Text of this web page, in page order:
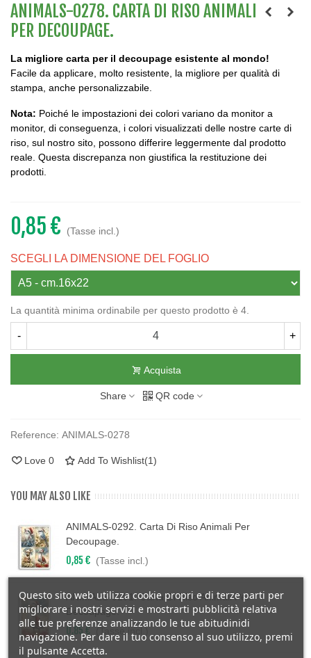
ANIMALS-0278. CARTA DI RISO ANIMALI
PER DECOUPAGE.
La migliore carta per il decoupage esistente al mondo!
Facile da applicare, molto resistente, la migliore per qualità di
stampa, anche personalizzabile.
Nota: Poiché le impostazioni dei colori variano da monitor a
monitor, di conseguenza, i colori visualizzati delle nostre carte di
riso, sul nostro sito, possono differire leggermente dal prodotto
reale. Questa discrepanza non giustifica la restituzione dei
prodotti.
0,85 € (Tasse incl.)
SCEGLI LA DIMENSIONE DEL FOGLIO
La quantità minima ordinabile per questo prodotto è 4.
- +
Acquista
Share QR code
Reference: ANIMALS-0278
Love 0 Add To Wishlist(1)
YOU MAY ALSO LIKE
ANIMALS-0292. Carta Di Riso Animali Per
Decoupage.
0,85 € (Tasse incl.)
ANIMALS-0291. Carta Di Riso Animali Per
Decoupage.
0,85 € (Tasse incl.)
Questo sito web utilizza cookie propri e di terze parti per
migliorare i nostri servizi e mostrarti pubblicità relativa
alle tue preferenze analizzando le tue abitudinidi
navigazione. Per dare il tuo consenso al suo utilizzo, premi
il pulsante Accetta.